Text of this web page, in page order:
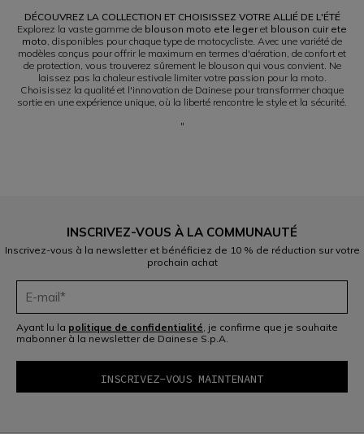
DÉCOUVREZ LA COLLECTION ET CHOISISSEZ VOTRE ALLIÉ DE L'ÉTÉ
Explorez la vaste gamme de blouson moto ete legeret blouson cuir ete
moto, disponibles pour chaque type de motocycliste. Avec une variété de
modèles conçus pour offrir le maximum en termes d'aération, de confort et
de protection, vous trouverez sûrement le blouson qui vous convient. Ne
laissez pas la chaleur estivale limiter votre passion pour la moto.
Choisissez la qualité et l'innovation de Dainese pour transformer chaque
sortie en une expérience unique, où la liberté rencontre le style et la sécurité.
"
INSCRIVEZ-VOUS À LA COMMUNAUTÉ
Inscrivez-vous à la newsletter et bénéficiez de 10 % de réduction sur votre
prochain achat
Ayant lu la politique de confidentialité, je confirme que je souhaite
mabonner à la newsletter de Dainese S.p.A.